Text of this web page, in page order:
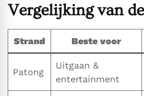
Vergelijking van
Strand Beste voor
Patong
Uitgaan &
entertainment